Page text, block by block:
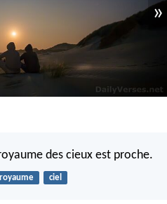
»
des cieux est proche.
royaume ciel